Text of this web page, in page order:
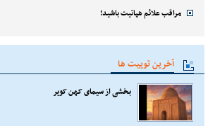
مراقب علائم هپاتیت باشید!
آخرین توییت ها
بخشی از سیمای کهن کویر